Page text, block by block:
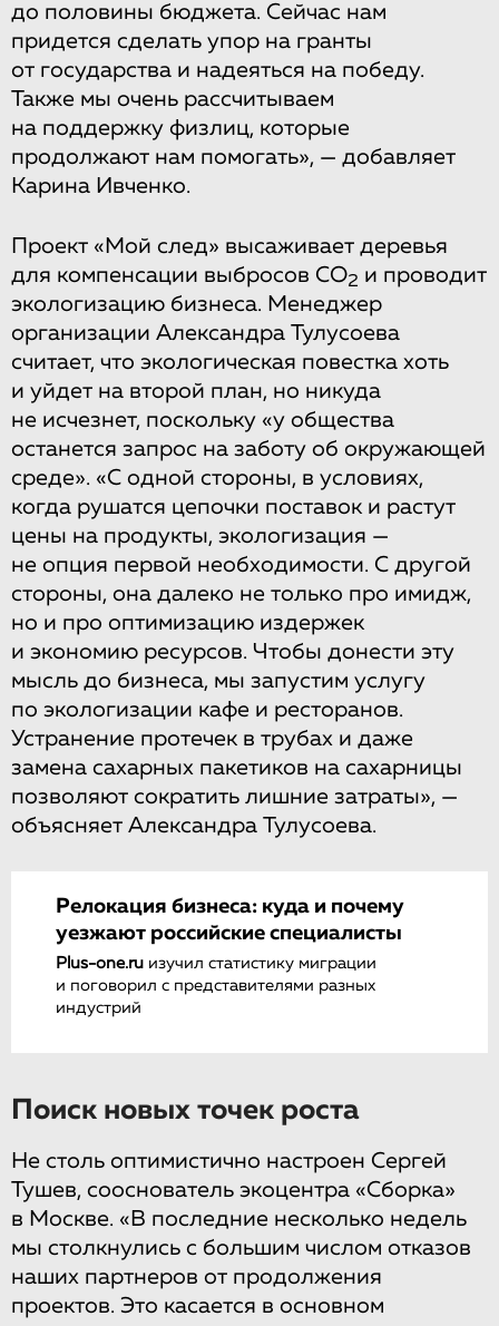
до половины бюджета. Сейчас нам
придется сделать упор на гранты
от государства и надеяться на победу.
Также мы очень рассчитываем
на поддержку физлиц, которые
продолжают нам помогать», — добавляет
Карина Ивченко.
Проект «Мой след» высаживает деревья
для компенсации выбросов СO2 и проводит
экологизацию бизнеса. Менеджер
организации Александра Тулусоева
считает, что экологическая повестка хоть
и уйдет на второй план, но никуда
не исчезнет, поскольку «у общества
останется запрос на заботу об окружающей
среде». «С одной стороны, в условиях,
когда рушатся цепочки поставок и растут
цены на продукты, экологизация —
не опция первой необходимости. С другой
стороны, она далеко не только про имидж,
но и про оптимизацию издержек
и экономию ресурсов. Чтобы донести эту
мысль до бизнеса, мы запустим услугу
по экологизации кафе и ресторанов.
Устранение протечек в трубах и даже
замена сахарных пакетиков на сахарницы
позволяют сократить лишние затраты», —
объясняет Александра Тулусоева.
Релокация бизнеса: куда и почему
уезжают российские специалисты
Plus-one.ru изучил статистику миграции
и поговорил с представителями разных
индустрий
Поиск новых точек роста
Не столь оптимистично настроен Сергей
Тушев, сооснователь экоцентра «Сборка»
в Москве. «В последние несколько недель
мы столкнулись с большим числом отказов
наших партнеров от продолжения
проектов. Это касается в основном